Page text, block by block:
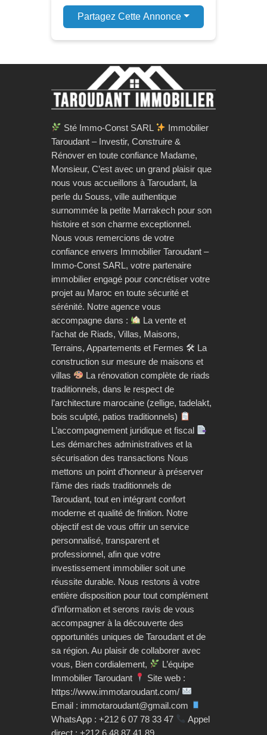
Partagez Cette Annonce
Sté Immo-Const SARL
Immobilier
Taroudant – Investir, Construire &
Rénover en toute confiance Madame,
Monsieur, C’est avec un grand plaisir que
nous vous accueillons à Taroudant, la
perle du Souss, ville authentique
surnommée la petite Marrakech pour son
histoire et son charme exceptionnel.
Nous vous remercions de votre
confiance envers Immobilier Taroudant –
Immo-Const SARL, votre partenaire
immobilier engagé pour concrétiser votre
projet au Maroc en toute sécurité et
sérénité. Notre agence vous
accompagne dans :
La vente et
l’achat de Riads, Villas, Maisons,
Terrains, Appartements et Fermes 🛠 La
construction sur mesure de maisons et
villas
La rénovation complète de riads
traditionnels, dans le respect de
l’architecture marocaine (zellige, tadelakt,
bois sculpté, patios traditionnels)
L’accompagnement juridique et fiscal
Les démarches administratives et la
sécurisation des transactions Nous
mettons un point d’honneur à préserver
l’âme des riads traditionnels de
Taroudant, tout en intégrant confort
moderne et qualité de finition. Notre
objectif est de vous offrir un service
personnalisé, transparent et
professionnel, afin que votre
investissement immobilier soit une
réussite durable. Nous restons à votre
entière disposition pour tout complément
d’information et serons ravis de vous
accompagner à la découverte des
opportunités uniques de Taroudant et de
sa région. Au plaisir de collaborer avec
vous, Bien cordialement,
L’équipe
Immobilier Taroudant
Site web :
https://www.immotaroudant.com/
Email : immotaroudant@gmail.com
WhatsApp : +212 6 07 78 33 47
Appel
direct : +212 6 48 87 41 89